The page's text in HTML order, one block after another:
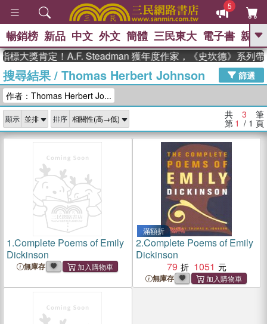
5
GO
熱搜： 東野圭吾 、 高希均教授回憶錄
、 The Odyssey 、 父親節 、 如果歷
獎 臺灣漫遊錄 、 方念華 、 台灣的李
登輝時代
數學女孩：黎曼猜想 、
偉大的迷走神經
暢銷榜 新品 中文 外文 簡體 三民東大 電子書 親子
標大獎肯定！A.F. Steadman 獲年度作家，《史坎德》系列帶
搜尋結果/ Thomas Herbert Johnson
篩選
作者：Thomas Herbert Jo...
顯示 排序 共 3 筆
第 1 / 1 頁
1.Complete Poems of Emily
Dickinson
無庫存
滿額折
2.Complete Poems of Emily
Dickinson
79
1051
無庫存